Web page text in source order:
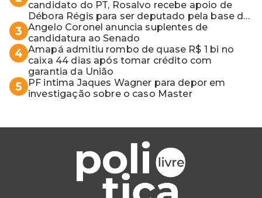
candidato do PT, Rosalvo recebe apoio de
Débora Régis para ser deputado pela base de
ACM Neto
3 Angelo Coronel anuncia suplentes de
candidatura ao Senado
4 Amapá admitiu rombo de quase R$ 1 bi no
caixa 44 dias após tomar crédito com
garantia da União
5
PF intima Jaques Wagner para depor em
investigação sobre o caso Master